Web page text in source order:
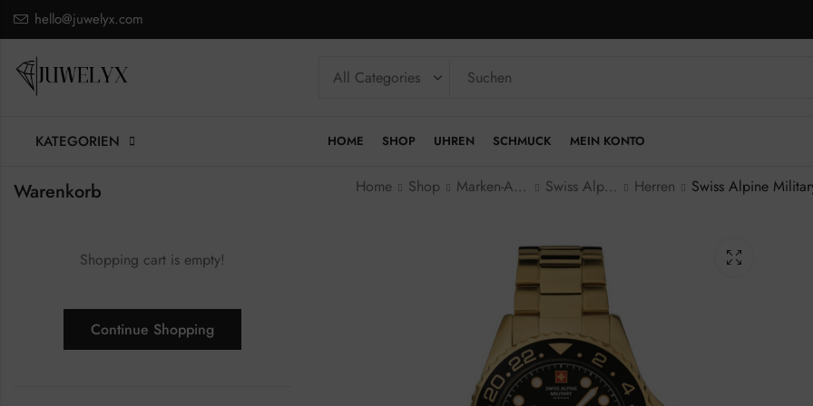
hello@juwelyx.com
KATEGORIEN HOME SHOP UHREN SCHMUCK MEIN KONTO
Home Shop Marken-Armbanduhren Swiss Alpine Military Herren
Warenkorb
Shopping cart is empty!
Continue Shopping